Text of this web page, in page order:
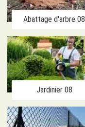
Abattage d'arbre 08
Jardinier 08